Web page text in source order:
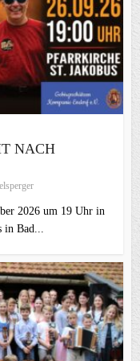
NACH
2026 um 19 Uhr in
in Bad...